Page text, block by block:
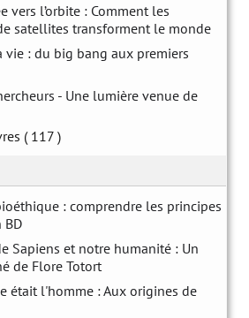
vers l’orbite : Comment les
satellites transforment le monde
: du big bang aux premiers
- Une lumière venue de
( 117 )
: comprendre les principes
BD
Sapiens et notre humanité : Un
de Flore Totort
était l'homme : Aux origines de